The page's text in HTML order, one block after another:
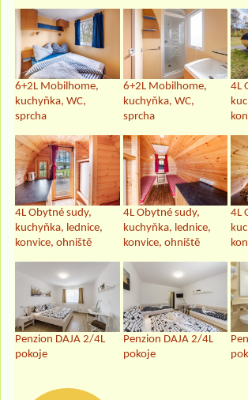
6+2L Mobilhome,
kuchyňka, WC,
sprcha
6+2L Mobilhome,
kuchyňka, WC,
sprcha
4L
4L Obytné sudy,
kuchyňka, lednice,
konvice, ohniště
4L Obytné sudy,
kuchyňka, lednice,
konvice, ohniště
4L
Penzion DAJA 2/4L
pokoje
Penzion DAJA 2/4L
pokoje